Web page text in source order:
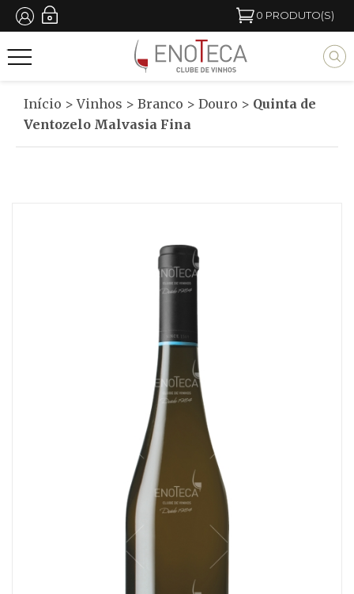
principal
0 PRODUTO(S)
M
Início >Vinhos > Branco > Douro > Quinta de
Ventozelo Malvasia Fina